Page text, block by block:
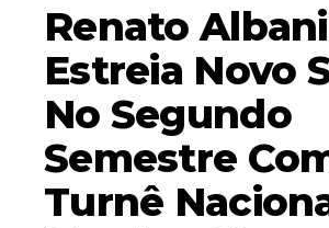
Renato Albani
Estreia Novo
No Segundo
Semestre
Turnê